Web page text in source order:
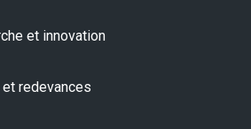
et innovation
redevances